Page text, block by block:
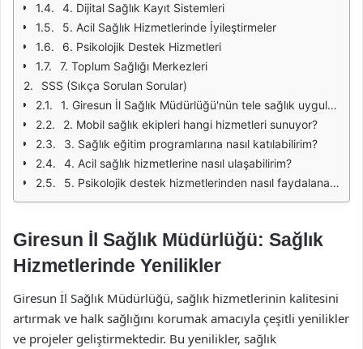
4. Dijital Sağlık Kayıt Sistemleri
5. Acil Sağlık Hizmetlerinde İyileştirmeler
6. Psikolojik Destek Hizmetleri
7. Toplum Sağlığı Merkezleri
SSS (Sıkça Sorulan Sorular)
1. Giresun İl Sağlık Müdürlüğü'nün tele sağlık uygulamaları nasıl çalışıyor?
2. Mobil sağlık ekipleri hangi hizmetleri sunuyor?
3. Sağlık eğitim programlarına nasıl katılabilirim?
4. Acil sağlık hizmetlerine nasıl ulaşabilirim?
5. Psikolojik destek hizmetlerinden nasıl faydalanabilirim?
Giresun İl Sağlık Müdürlüğü: Sağlık
Hizmetlerinde Yenilikler
Giresun İl Sağlık Müdürlüğü, sağlık hizmetlerinin kalitesini
artırmak ve halk sağlığını korumak amacıyla çeşitli yenilikler
ve projeler geliştirmektedir. Bu yenilikler, sağlık